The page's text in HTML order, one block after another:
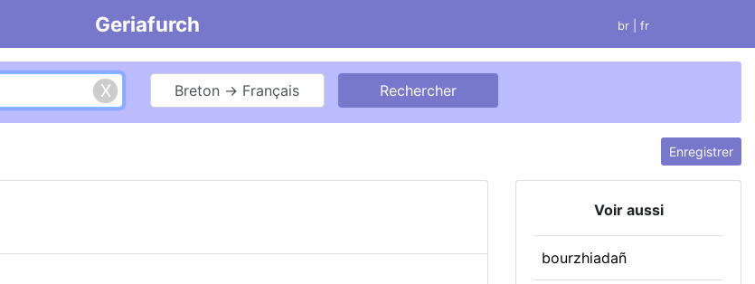
Geriafurch br | fr
Breton → Français
Enregistrer
Voir aussi
bourzhiadañ